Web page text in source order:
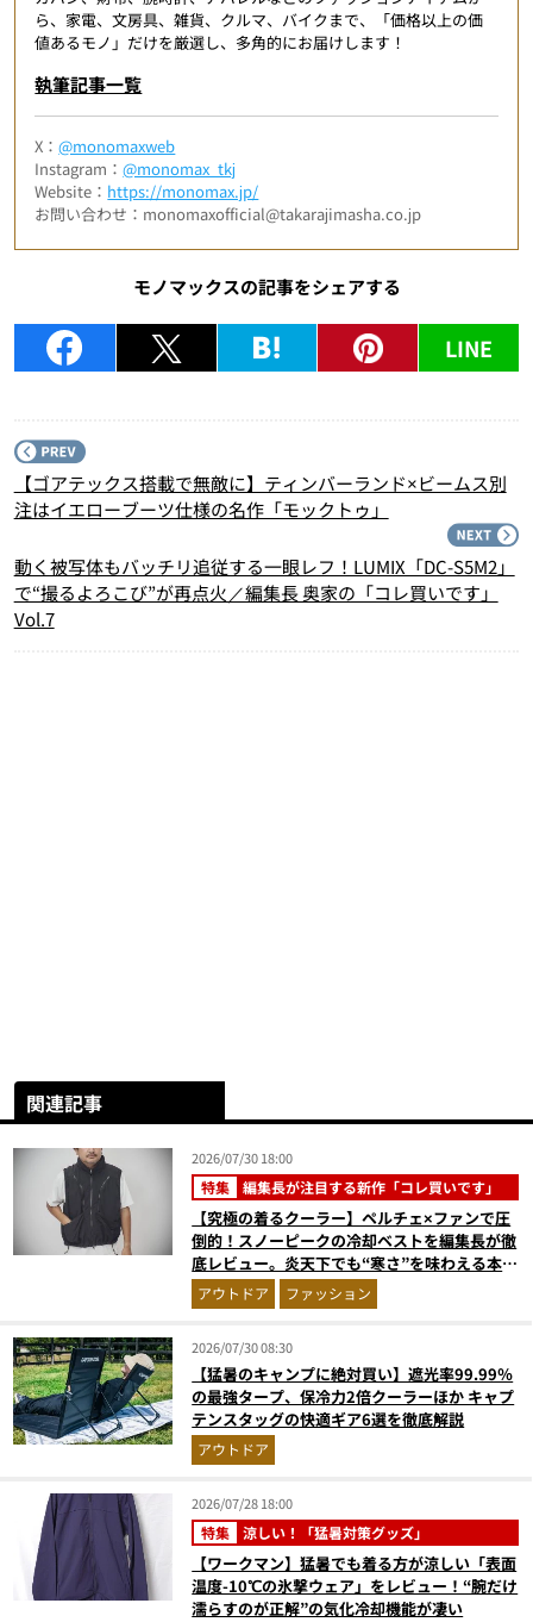
ら、家電、文房具、雑貨、クルマ、バイクまで、「価格以上の価
値あるモノ」だけを厳選し、多角的にお届けします！
執筆記事一覧
X：@monomaxweb
Instagram：@monomax_tkj
Website： https://monomax.jp/
お問い合わせ：monomaxofficial@takarajimasha.co.jp
モノマックスの記事をシェアする
LINE
【ゴアテックス搭載で無敵に】ティンバーランド×ビームス別
注はイエローブーツ仕様の名作「モックトゥ」
動く被写体もバッチリ追従する一眼レフ！LUMIX「DC-S5M2」
で“撮るよろこび”が再点火／編集長 奥家の「コレ買いです」
Vol.7
関連記事
2026/07/30 18:00
特集 編集長が注目する新作「コレ買いです」
【究極の着るクーラー】ペルチェ×ファンで圧
倒的！スノーピークの冷却ベストを編集長が徹
底レビュー。炎天下でも“寒さ”を味わえる本気
のギア『コレ買いです』Vol.172
アウトドア ファッション
2026/07/30 08:30
【猛暑のキャンプに絶対買い】遮光率99.99％
の最強タープ、保冷力2倍クーラーほか キャプ
テンスタッグの快適ギア6選を徹底解説
アウトドア
2026/07/28 18:00
特集 涼しい！「猛暑対策グッズ」
【ワークマン】猛暑でも着る方が涼しい「表面
温度-10℃の氷撃ウェア」をレビュー！“腕だけ
濡らすのが正解”の気化冷却機能が凄い